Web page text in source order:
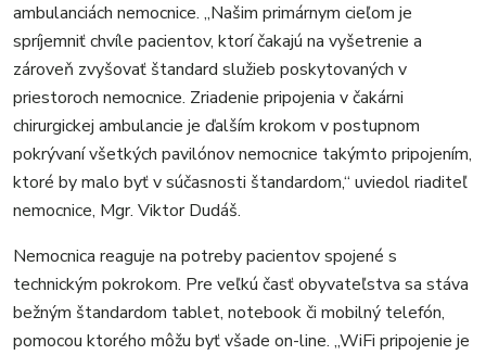
ambulanciách nemocnice. „Našim primárnym cieľom je
spríjemniť chvíle pacientov, ktorí čakajú na vyšetrenie a
zároveň zvyšovať štandard služieb poskytovaných v
priestoroch nemocnice. Zriadenie pripojenia v čakárni
chirurgickej ambulancie je ďalším krokom v postupnom
pokrývaní všetkých pavilónov nemocnice takýmto pripojením,
ktoré by malo byť v súčasnosti štandardom,“ uviedol riaditeľ
nemocnice, Mgr. Viktor Dudáš.
Nemocnica reaguje na potreby pacientov spojené s
technickým pokrokom. Pre veľkú časť obyvateľstva sa stáva
bežným štandardom tablet, notebook či mobilný telefón,
pomocou ktorého môžu byť všade on-line. „WiFi pripojenie je